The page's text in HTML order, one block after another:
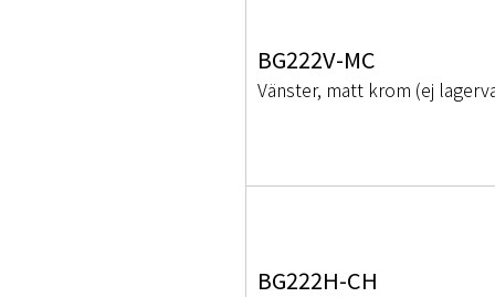
BG222V-MC
Vänster, matt krom (ej
BG222H-CH